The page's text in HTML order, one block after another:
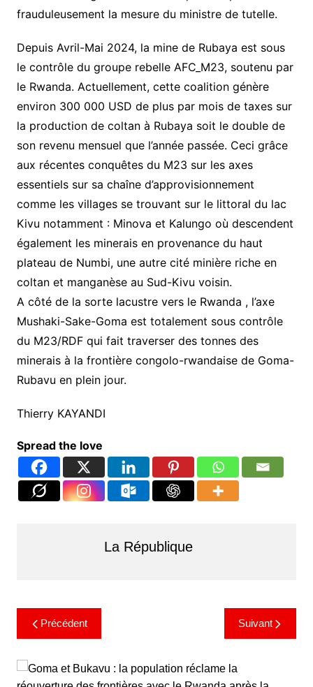
frauduleusement la mesure du ministre de tutelle.
Depuis Avril-Mai 2024, la mine de Rubaya est sous
le contrôle du groupe rebelle AFC_M23, soutenu par
le Rwanda. Actuellement, cette coalition génère
environ 300 000 USD de plus par mois de taxes sur
la production de coltan à Rubaya soit le double de
son revenu mensuel que l’année passée. Ceci grâce
aux récentes conquêtes du M23 sur les axes
essentiels sur sa chaîne d’approvisionnement
comme les villages se trouvant sur le littoral du lac
Kivu notamment : Minova et Kalungo où descendent
également les minerais en provenance du haut
plateau de Numbi, une autre cité minière riche en
coltan et manganèse au Sud-Kivu voisin.
A côté de la sorte lacustre vers le Rwanda , l’axe
Mushaki-Sake-Goma est totalement sous contrôle
du M23/RDF qui fait traverser des tonnes des
minerais à la frontière congolo-rwandaise de Goma-
Rubavu en plein jour.
Thierry KAYANDI
Spread the love
La République
Précédent Suivant